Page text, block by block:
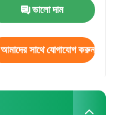
ভালো দাম
আমাদের সাথে যোগাযোগ করুন